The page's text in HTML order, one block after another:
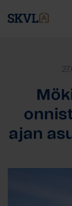
HAE
ajan